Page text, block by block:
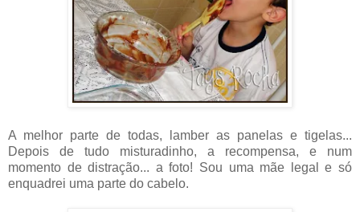
A melhor parte de todas, lamber as panelas e tigelas...
Depois de tudo misturadinho, a recompensa, e num
momento de distração... a foto! Sou uma mãe legal e só
enquadrei uma parte do cabelo.